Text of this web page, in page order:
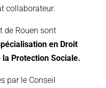
collaborateur.
de Rouen sont
en Droit
Protection Sociale.
par le Conseil